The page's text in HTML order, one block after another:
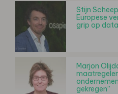
Stijn
Europese
grip op data
Marjon
gekregen”